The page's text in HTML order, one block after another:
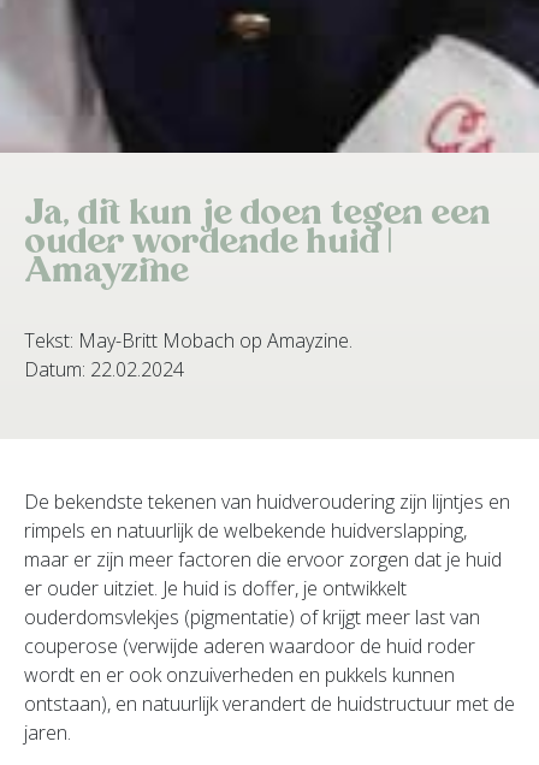
Ja, dit kun je doen tegen een
ouder wordende huid |
Amayzine
Tekst: May-Britt Mobach op Amayzine.
Datum: 22.02.2024
De bekendste tekenen van huidveroudering zijn lijntjes en
rimpels en natuurlijk de welbekende huidverslapping,
maar er zijn meer factoren die ervoor zorgen dat je huid
er ouder uitziet. Je huid is doffer, je ontwikkelt
ouderdomsvlekjes (pigmentatie) of krijgt meer last van
couperose (verwijde aderen waardoor de huid roder
wordt en er ook onzuiverheden en pukkels kunnen
ontstaan), en natuurlijk verandert de huidstructuur met de
jaren.